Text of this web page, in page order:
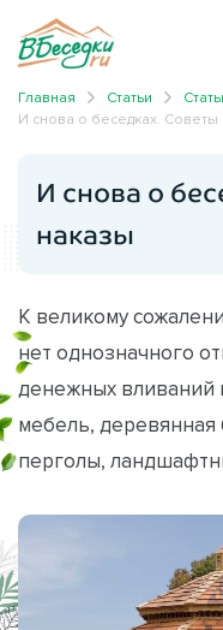
Главная Статьи
И снова о беседках. Советы
И снова о
наказы
К великому
нет однозначного
денежных вливаний
мебель, деревянная
перголы,